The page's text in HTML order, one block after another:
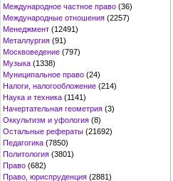
Международное частное право (36)
Международные отношения (2257)
Менеджмент (12491)
Металлургия (91)
Москвоведение (797)
Музыка (1338)
Муниципальное право (24)
Налоги, налогообложение (214)
Наука и техника (1141)
Начертательная геометрия (3)
Оккультизм и уфология (8)
Остальные рефераты (21692)
Педагогика (7850)
Политология (3801)
Право (682)
Право, юриспруденция (2881)